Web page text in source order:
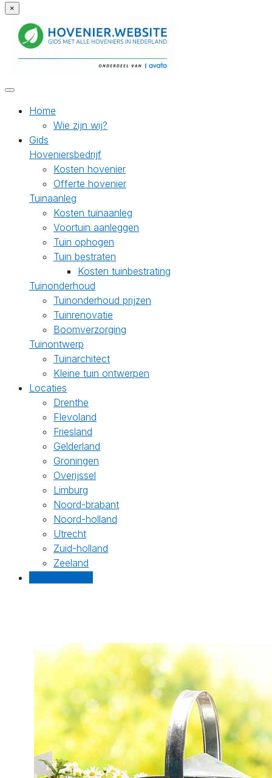
×
Home
Wie zijn wij?
Gids
Hoveniersbedrijf
Kosten hovenier
Offerte hovenier
Tuinaanleg
Kosten tuinaanleg
Voortuin aanleggen
Tuin ophogen
Tuin bestraten
Kosten tuinbestrating
Tuinonderhoud
Tuinonderhoud prijzen
Tuinrenovatie
Boomverzorging
Tuinontwerp
Tuinarchitect
Kleine tuin ontwerpen
Locaties
Drenthe
Flevoland
Friesland
Gelderland
Groningen
Overijssel
Limburg
Noord-brabant
Noord-holland
Utrecht
Zuid-holland
Zeeland